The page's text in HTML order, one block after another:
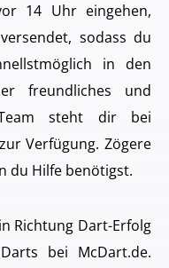
14 Uhr eingehen,
sodass du
in den
freundliches und
Team steht dir bei
Verfügung. Zögere
du Hilfe benötigst.
Richtung Dart-Erfolg
bei McDart.de.